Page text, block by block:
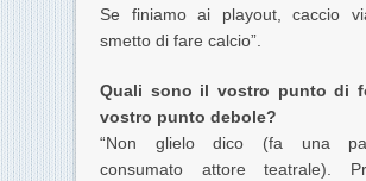
Se finiamo ai playout, caccio
smetto di fare calcio”.
Quali sono il vostro punto di
vostro punto debole?
“Non glielo dico (fa una
consumato attore teatrale).